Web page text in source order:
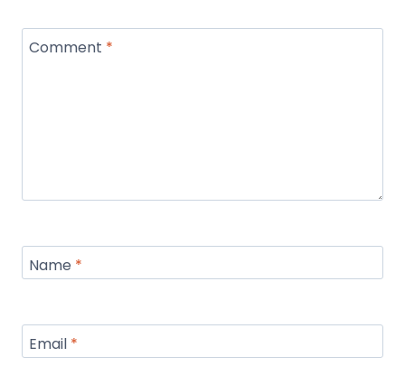
Comment *
Name *
Email *